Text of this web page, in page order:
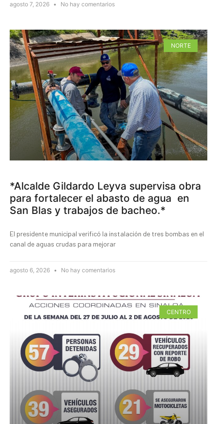
agosto 7, 2026 No hay comentarios
NORTE
*Alcalde Gildardo Leyva supervisa obra
para fortalecer el abasto de agua en
San Blas y trabajos de bacheo.*
El presidente municipal verificó la instalación de tres bombas en el
canal de aguas crudas para mejorar
agosto 6, 2026 No hay comentarios
CENTRO